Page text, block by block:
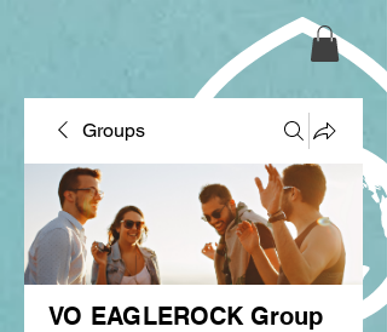
Groups
VO EAGLEROCK Group